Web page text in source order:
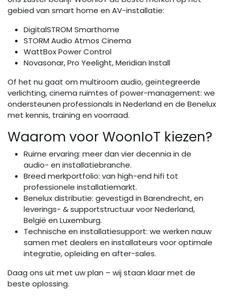
gebied van smart home en AV-installatie:
DigitalSTROM Smarthome
STORM Audio Atmos Cinema
WattBox Power Control
Novasonar,Pro Yeelight,Meridian Install
Of het nu gaat om multiroom audio, geïntegreerde
verlichting, cinema ruimtes of power-management: we
ondersteunen professionals in Nederland en de Benelux
met kennis, training en voorraad.
Waarom voor WoonIoT kiezen?
Ruime ervaring: meer dan vier decennia in de
audio- en installatiebranche.
Breed merkportfolio: van high-end hifi tot
professionele installatiemarkt.
Benelux distributie: gevestigd in Barendrecht, en
leverings- & supportstructuur voor Nederland,
België en Luxemburg.
Technische en installatiesupport: we werken nauw
samen met dealers en installateurs voor optimale
integratie, opleiding en after-sales.
Daag ons uit met uw plan – wij staan klaar met de
beste oplossing.